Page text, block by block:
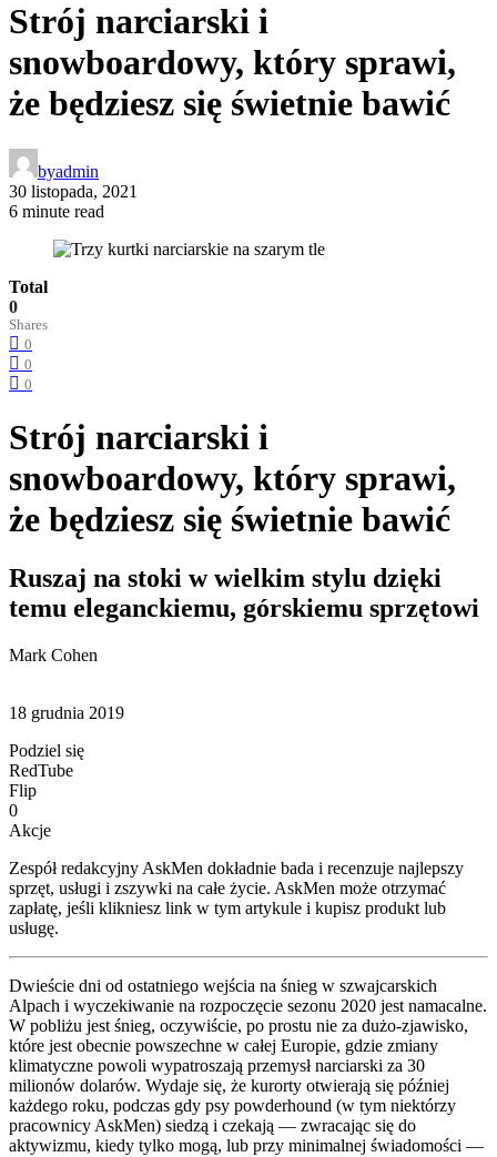
Strój narciarski i
snowboardowy, który sprawi,
że będziesz się świetnie bawić
byadmin
30 listopada, 2021
6 minute read
Total
0
Shares
0
0
0
Strój narciarski i
snowboardowy, który sprawi,
że będziesz się świetnie bawić
Ruszaj na stoki w wielkim stylu dzięki
temu eleganckiemu, górskiemu sprzętowi
Mark Cohen
18 grudnia 2019
Podziel się
RedTube
Flip
0
Akcje
Zespół redakcyjny AskMen dokładnie bada i recenzuje najlepszy
sprzęt, usługi i zszywki na całe życie. AskMen może otrzymać
zapłatę, jeśli klikniesz link w tym artykule i kupisz produkt lub
usługę.
Dwieście dni od ostatniego wejścia na śnieg w szwajcarskich
Alpach i wyczekiwanie na rozpoczęcie sezonu 2020 jest namacalne.
W pobliżu jest śnieg, oczywiście, po prostu nie za dużo-zjawisko,
które jest obecnie powszechne w całej Europie, gdzie zmiany
klimatyczne powoli wypatroszają przemysł narciarski za 30
milionów dolarów. Wydaje się, że kurorty otwierają się później
każdego roku, podczas gdy psy powderhound (w tym niektórzy
pracownicy AskMen) siedzą i czekają — zwracając się do
aktywizmu, kiedy tylko mogą, lub przy minimalnej świadomości —